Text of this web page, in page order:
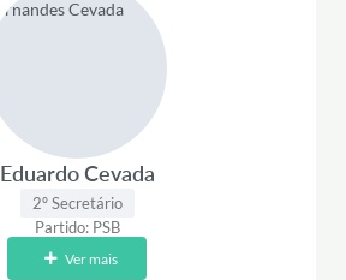
Eduardo Cevada
2º Secretário
Partido: PSB
Ver mais